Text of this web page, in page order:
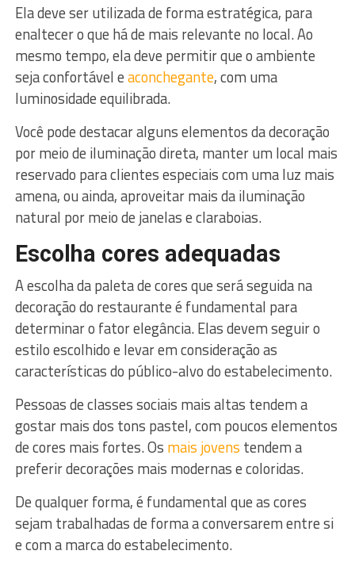
Ela deve ser utilizada de forma estratégica, para
enaltecer o que há de mais relevante no local. Ao
mesmo tempo, ela deve permitir que o ambiente
seja confortável eaconchegante, com uma
luminosidade equilibrada.
Você pode destacar alguns elementos da decoração
por meio de iluminação direta, manter um local mais
reservado para clientes especiais com uma luz mais
amena, ou ainda, aproveitar mais da iluminação
natural por meio de janelas e claraboias.
Escolha cores adequadas
A escolha da paleta de cores que será seguida na
decoração do restaurante é fundamental para
determinar o fator elegância. Elas devem seguir o
estilo escolhido e levar em consideração as
características do público-alvo do estabelecimento.
Pessoas de classes sociais mais altas tendem a
gostar mais dos tons pastel, com poucos elementos
de cores mais fortes. Os mais jovens tendem a
preferir decorações mais modernas e coloridas.
De qualquer forma, é fundamental que as cores
sejam trabalhadas de forma a conversarem entre si
e com a marca do estabelecimento.